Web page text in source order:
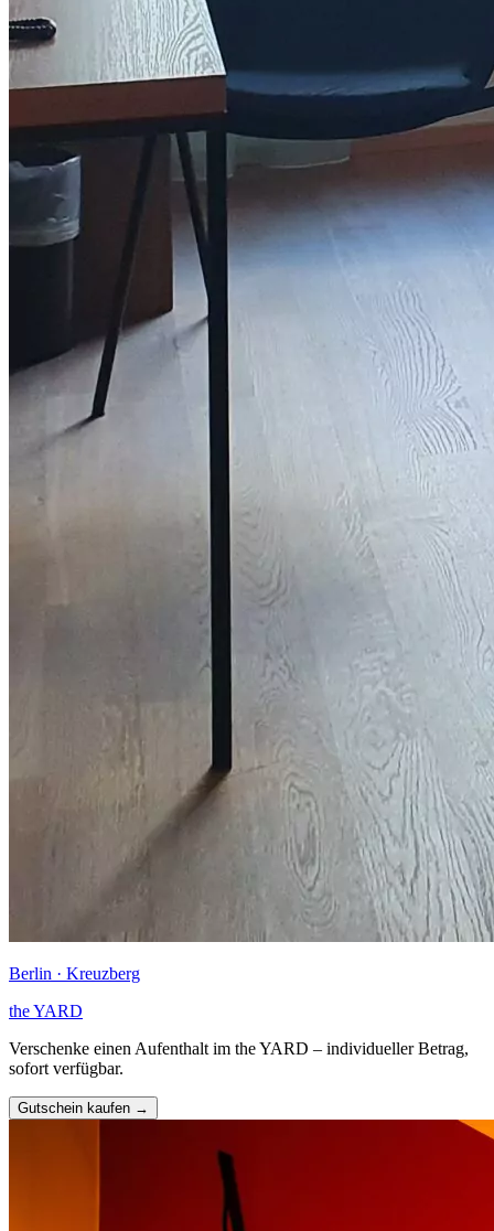
Berlin · Kreuzberg
the YARD
Verschenke einen Aufenthalt im the YARD – individueller Betrag,
sofort verfügbar.
Gutschein kaufen →